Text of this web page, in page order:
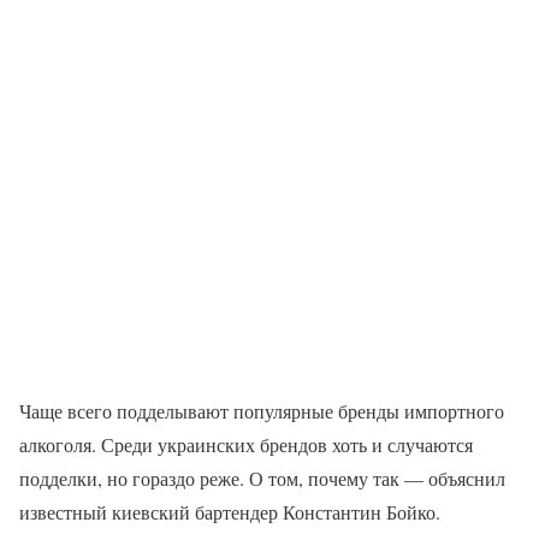
Чаще всего подделывают популярные бренды импортного
алкоголя. Среди украинских брендов хоть и случаются
подделки, но гораздо реже. О том, почему так — объяснил
известный киевский бартендер Константин Бойко.